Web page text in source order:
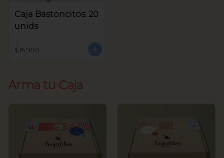
Caja Bastoncitos: 20
unids
$16.900
Arma tu Caja